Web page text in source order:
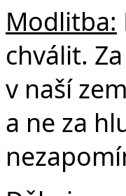
Modlitba:
chválit.
v naší
a ne za